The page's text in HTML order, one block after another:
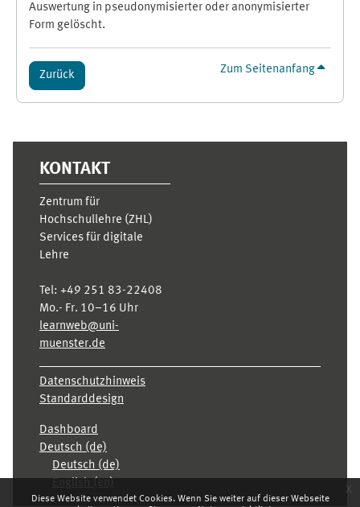
Diese Website verwendet Cookies. Wenn Sie weiter auf dieser Webseite
x
Auswertung in pseudonymisierter oder anonymisierter
Form gelöscht.
Zurück Zum Seitenanfang
KONTAKT
Zentrum für
Hochschullehre (ZHL)
Services für digitale
Lehre
Tel: +49 251 83-22408
Mo.- Fr. 10–16 Uhr
learnweb@uni-
muenster.de
Datenschutzhinweis
Standarddesign
Dashboard
Deutsch ‎(de)‎
Deutsch ‎(de)‎